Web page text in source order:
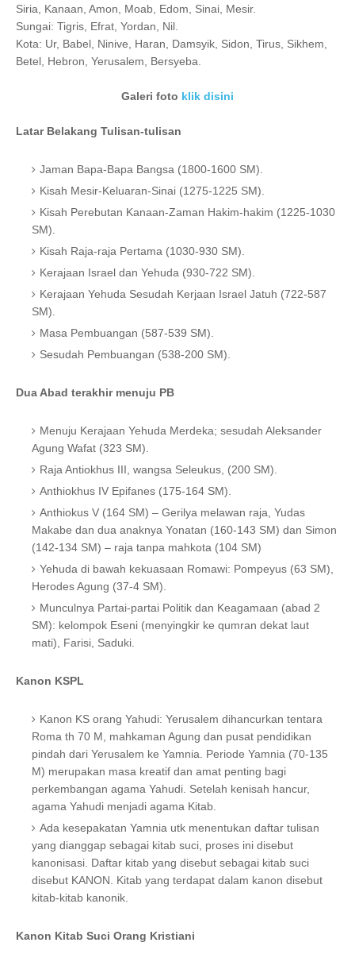
Siria, Kanaan, Amon, Moab, Edom, Sinai, Mesir.
Sungai: Tigris, Efrat, Yordan, Nil.
Kota: Ur, Babel, Ninive, Haran, Damsyik, Sidon, Tirus, Sikhem,
Betel, Hebron, Yerusalem, Bersyeba.
Galeri foto klik disini
Latar Belakang Tulisan-tulisan
Jaman Bapa-Bapa Bangsa (1800-1600 SM).
Kisah Mesir-Keluaran-Sinai (1275-1225 SM).
Kisah Perebutan Kanaan-Zaman Hakim-hakim (1225-1030
SM).
Kisah Raja-raja Pertama (1030-930 SM).
Kerajaan Israel dan Yehuda (930-722 SM).
Kerajaan Yehuda Sesudah Kerjaan Israel Jatuh (722-587
SM).
Masa Pembuangan (587-539 SM).
Sesudah Pembuangan (538-200 SM).
Dua Abad terakhir menuju PB
Menuju Kerajaan Yehuda Merdeka; sesudah Aleksander
Agung Wafat (323 SM).
Raja Antiokhus III, wangsa Seleukus, (200 SM).
Anthiokhus IV Epifanes (175-164 SM).
Anthiokus V (164 SM) – Gerilya melawan raja, Yudas
Makabe dan dua anaknya Yonatan (160-143 SM) dan Simon
(142-134 SM) – raja tanpa mahkota (104 SM)
Yehuda di bawah kekuasaan Romawi: Pompeyus (63 SM),
Herodes Agung (37-4 SM).
Munculnya Partai-partai Politik dan Keagamaan (abad 2
SM): kelompok Eseni (menyingkir ke qumran dekat laut
mati), Farisi, Saduki.
Kanon KSPL
Kanon KS orang Yahudi: Yerusalem dihancurkan tentara
Roma th 70 M, mahkaman Agung dan pusat pendidikan
pindah dari Yerusalem ke Yamnia. Periode Yamnia (70-135
M) merupakan masa kreatif dan amat penting bagi
perkembangan agama Yahudi. Setelah kenisah hancur,
agama Yahudi menjadi agama Kitab.
Ada kesepakatan Yamnia utk menentukan daftar tulisan
yang dianggap sebagai kitab suci, proses ini disebut
kanonisasi. Daftar kitab yang disebut sebagai kitab suci
disebut KANON. Kitab yang terdapat dalam kanon disebut
kitab-kitab kanonik.
Kanon Kitab Suci Orang Kristiani